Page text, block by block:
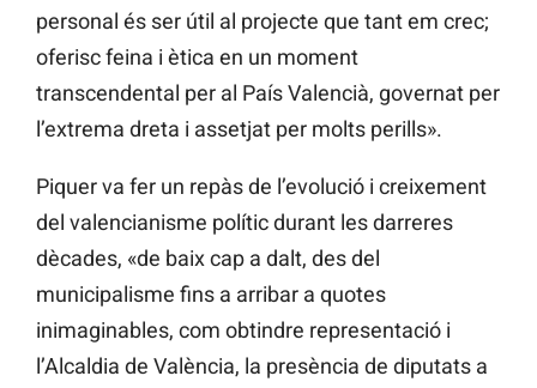
personal és ser útil al projecte que tant em crec;
oferisc feina i ètica en un moment
transcendental per al País Valencià, governat per
l’extrema dreta i assetjat per molts perills».
Piquer va fer un repàs de l’evolució i creixement
del valencianisme polític durant les darreres
dècades, «de baix cap a dalt, des del
municipalisme fins a arribar a quotes
inimaginables, com obtindre representació i
l’Alcaldia de València, la presència de diputats a